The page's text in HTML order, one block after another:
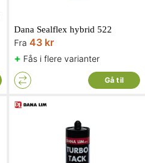
Dana Sealflex hybrid 522
Fra 43 kr
+ Fås i flere varianter
Gå til